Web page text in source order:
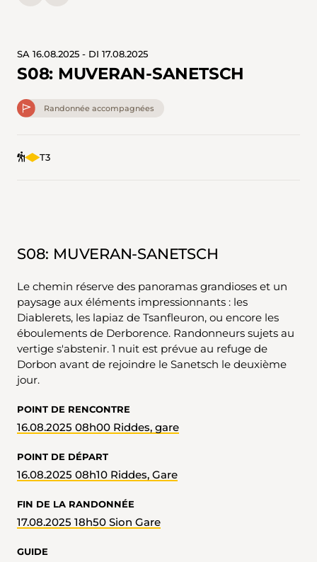
SA 16.08.2025 - DI 17.08.2025
S08: MUVERAN-SANETSCH
Randonnée accompagnées
T3
S08: MUVERAN-SANETSCH
Le chemin réserve des panoramas grandioses et un
paysage aux éléments impressionnants : les
Diablerets, les lapiaz de Tsanfleuron, ou encore les
éboulements de Derborence. Randonneurs sujets au
vertige s'abstenir. 1 nuit est prévue au refuge de
Dorbon avant de rejoindre le Sanetsch le deuxième
jour.
POINT DE RENCONTRE
16.08.2025 08h00 Riddes, gare
POINT DE DÉPART
16.08.2025 08h10 Riddes, Gare
FIN DE LA RANDONNÉE
17.08.2025 18h50 Sion Gare
GUIDE